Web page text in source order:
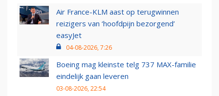
Air France-KLM aast op terugwinnen
reizigers van ‘hoofdpijn bezorgend’
easyJet
04-08-2026, 7:26
Boeing mag kleinste telg 737 MAX-familie
eindelijk gaan leveren
03-08-2026, 22:54